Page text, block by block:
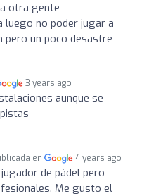
otra gente
luego no poder jugar a
un poco desastre
3 years ago
aunque se
en 4 years ago
de pádel pero
Me gusto el